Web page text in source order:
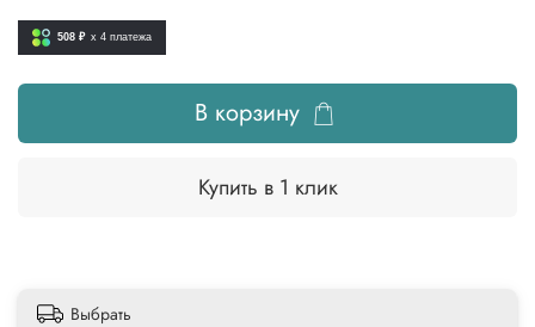
508 ₽ x 4 платежа
В корзину
Купить в 1 клик
Выбрать